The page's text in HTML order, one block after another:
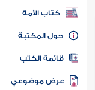
كتب PDF
كتاب الأمة
المكتبة
الكتب